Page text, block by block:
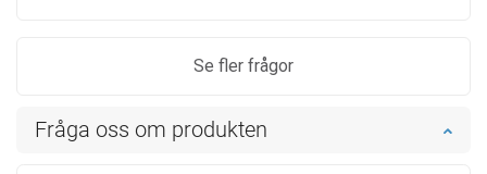
Se fler frågor
Fråga oss om produkten